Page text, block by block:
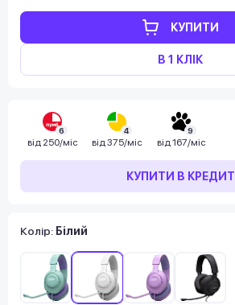
КУПИТИ
В 1 КЛІК
6
від 250/міс
4
від 375/міс
9
від 167/міс
КУПИТИ В КРЕДИТ
Колір: Білий